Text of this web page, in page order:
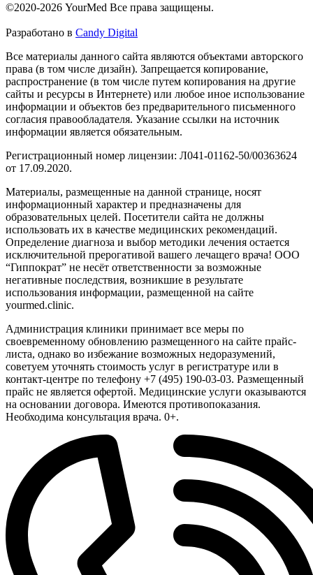
©2020-2026 YourMed Все права защищены.
Разработано в Candy Digital
Все материалы данного сайта являются объектами авторского
права (в том числе дизайн). Запрещается копирование,
распространение (в том числе путем копирования на другие
сайты и ресурсы в Интернете) или любое иное использование
информации и объектов без предварительного письменного
согласия правообладателя. Указание ссылки на источник
информации является обязательным.
Регистрационный номер лицензии: Л041-01162-50/00363624
от 17.09.2020.
Материалы, размещенные на данной странице, носят
информационный характер и предназначены для
образовательных целей. Посетители сайта не должны
использовать их в качестве медицинских рекомендаций.
Определение диагноза и выбор методики лечения остается
исключительной прерогативой вашего лечащего врача! ООО
“Гиппократ” не несёт ответственности за возможные
негативные последствия, возникшие в результате
использования информации, размещенной на сайте
yourmed.clinic.
Администрация клиники принимает все меры по
своевременному обновлению размещенного на сайте прайс-
листа, однако во избежание возможных недоразумений,
советуем уточнять стоимость услуг в регистратуре или в
контакт-центре по телефону +7 (495) 190-03-03. Размещенный
прайс не является офертой. Медицинские услуги оказываются
на основании договора. Имеются противопоказания.
Необходима консультация врача. 0+.